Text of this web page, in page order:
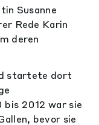
Susanne
Rede Karin
deren
startete dort
2012 war sie
bevor sie